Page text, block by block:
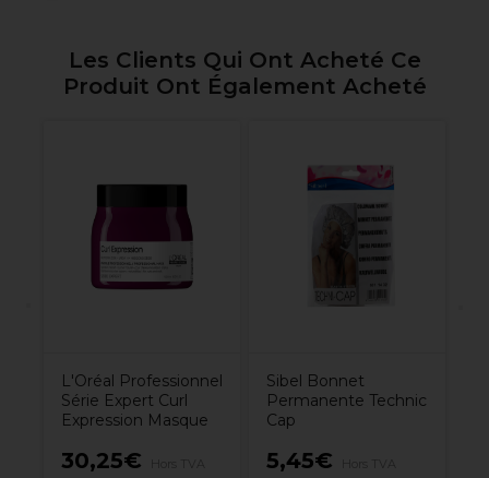
Les Clients Qui Ont Acheté Ce
Produit Ont Également Acheté
L'Oréal Professionnel
Série Expert Curl
Expression Masque
30,25€
Sibel Bonnet
Permanente Technic
Cap
5,45€